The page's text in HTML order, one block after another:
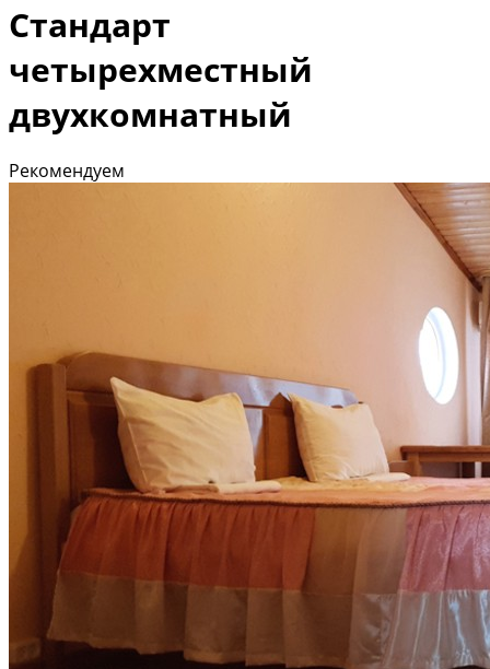
Стандарт
четырехместный
двухкомнатный
Рекомендуем